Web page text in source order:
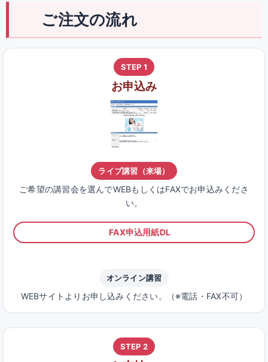
ご注文の流れ
STEP 1
お申込み
ライブ講習（来場）
ご希望の講習会を選んでWEBもしくはFAXでお申込みくださ
い。
FAX申込用紙DL
オンライン講習
WEBサイトよりお申し込みください。（※電話・FAX不可）
STEP 2